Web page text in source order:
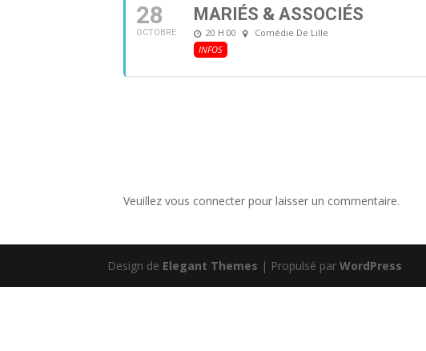
28
OCTOBRE
MARIÉS & ASSOCIÉS
20 H 00
Comédie De Lille
INFOS
Veuillez vous connecter pour laisser un commentaire.
Design de Elegant Themes | Propulsé parWordPress